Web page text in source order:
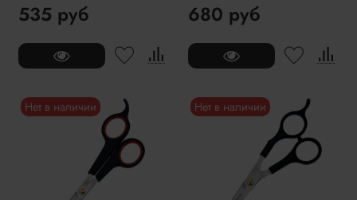
535 руб 680 руб
Нет в наличии Нет в наличии